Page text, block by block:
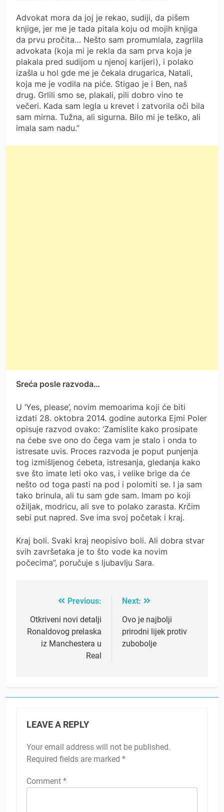
Advokat mora da joj je rekao, sudiji, da pišem
knjige, jer me je tada pitala koju od mojih knjiga
da prvu pročita… Nešto sam promumlala, zagrlila
advokata (koja mi je rekla da sam prva koja je
plakala pred sudijom u njenoj karijeri), i polako
izašla u hol gde me je čekala drugarica, Natali,
koja me je vodila na piće. Stigao je i Ben, naš
drug. Grlili smo se, plakali, pili dobro vino te
večeri. Kada sam legla u krevet i zatvorila oči bila
sam mirna. Tužna, ali sigurna. Bilo mi je teško, ali
imala sam nadu.”
Sreća posle razvoda…
U ‘Yes, please’, novim memoarima koji će biti
izdati 28. oktobra 2014. godine autorka Ejmi Poler
opisuje razvod ovako: ‘Zamislite kako prosipate
na ćebe sve ono do čega vam je stalo i onda to
istresate uvis. Proces razvoda je poput punjenja
tog izmišljenog ćebeta, istresanja, gledanja kako
sve što imate leti oko vas, i velike brige da će
nešto od toga pasti na pod i polomiti se. I ja sam
tako brinula, ali tu sam gde sam. Imam po koji
ožiljak, modricu, ali sve to polako zarasta. Krčim
sebi put napred. Sve ima svoj početak i kraj.
Kraj boli. Svaki kraj neopisivo boli. Ali dobra stvar
svih završetaka je to što vode ka novim
počecima”, poručuje s ljubavlju Sara.
navigation
Previous:
Otkriveni novi detalji
Ronaldovog prelaska
iz Manchestera u
Real
Next:
Ovo je najbolji
prirodni lijek protiv
zubobolje
LEAVE A REPLY
Your email address will not be published.
Required fields are marked *
Comment *